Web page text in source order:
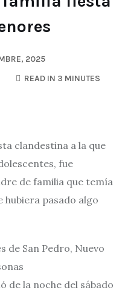
2025
READ IN 3 MINUTES
clandestina a la que
fue
de familia que temía
hubiera pasado algo
de San Pedro, Nuevo
de la noche del sábado